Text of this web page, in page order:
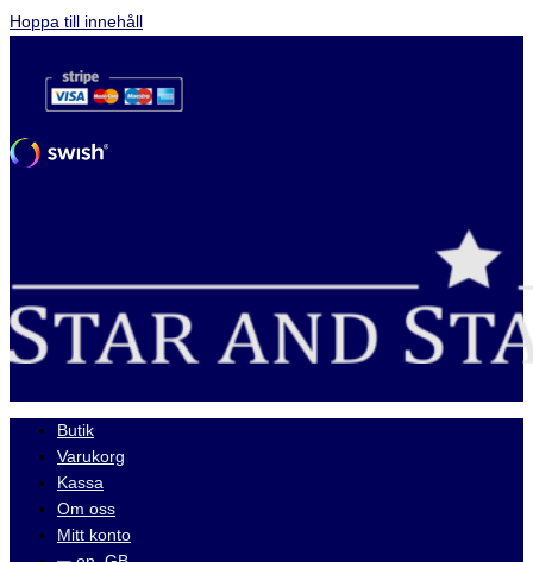
Hoppa till innehåll
Butik
Varukorg
Kassa
Om oss
Mitt konto